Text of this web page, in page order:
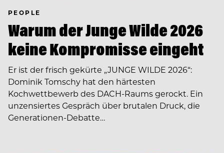
PEOPLE
Warum der Junge Wilde 2026
keine Kompromisse eingeht
Er ist der frisch gekürte „JUNGE WILDE 2026“:
Dominik Tomschy hat den härtesten
Kochwettbewerb des DACH-Raums gerockt. Ein
unzensiertes Gespräch über brutalen Druck, die
Generationen-Debatte…